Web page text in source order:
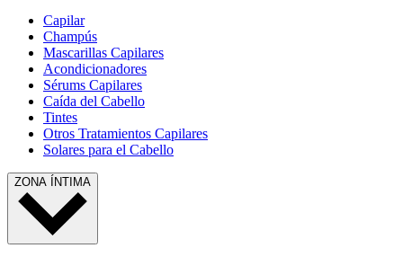
Capilar
Champús
Mascarillas Capilares
Acondicionadores
Sérums Capilares
Caída del Cabello
Tintes
Otros Tratamientos Capilares
Solares para el Cabello
ZONA ÍNTIMA